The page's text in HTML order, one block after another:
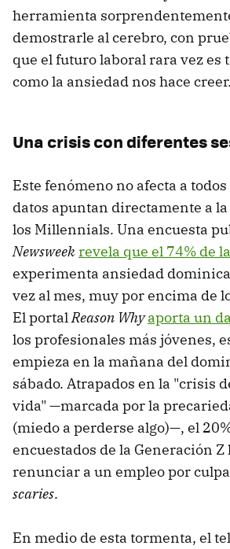
herramienta
demostrarle al cerebro, con
que el futuro laboral rara vez es
como la ansiedad nos hace creer.
Una crisis con diferentes
Este fenómeno no afecta a
datos apuntan directamente a
los Millennials. Una encuesta
Newsweekrevela que el 74% de
experimenta ansiedad
vez al mes, muy por encima de
El portalReason Why aporta un
los profesionales más jóvenes,
empieza en la mañana del
sábado. Atrapados en la "crisis
vida" —marcada por la
(miedo a perderse algo)—, el
encuestados de la Generación Z
renunciar a un empleo por
scaries.
En medio de esta tormenta, el